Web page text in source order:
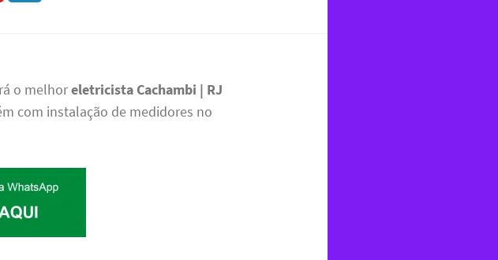
o melhoreletricista Cachambi | RJ
com instalação de medidores no